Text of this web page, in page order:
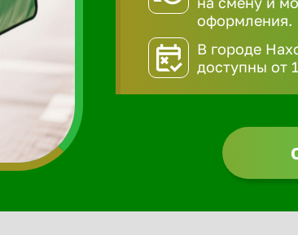
оформления.
В городе
доступны от